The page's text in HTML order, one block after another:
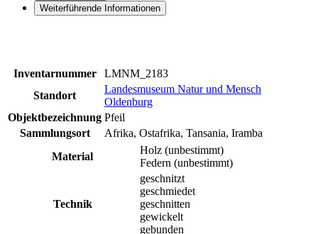
Weiterführende Informationen
Inventarnummer
LMNM_2183
Standort
Landesmuseum Natur und Mensch
Oldenburg
Objektbezeichnung Pfeil
Sammlungsort
Afrika, Ostafrika, Tansania, Iramba
Material
Holz (unbestimmt)
Federn (unbestimmt)
Technik
geschnitzt
geschmiedet
geschnitten
gewickelt
gebunden